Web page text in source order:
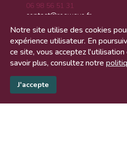
06 98 56 51 31
contact@reawave.fr
140 bis rue de Rennes
75006 PARIS
Plan du site
Notre site utilise des cookies
expérience utilisateur. En
ce site, vous acceptez
savoir plus, consultez notre
J'accepte